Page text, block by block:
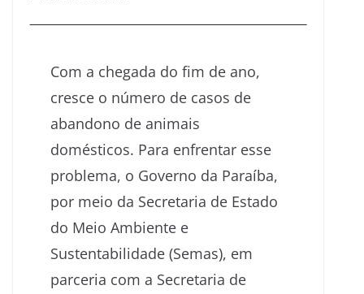
Com a chegada do fim de ano,
cresce o número de casos de
abandono de animais
domésticos. Para enfrentar esse
problema, o Governo da Paraíba,
por meio da Secretaria de Estado
do Meio Ambiente e
Sustentabilidade (Semas), em
parceria com a Secretaria de